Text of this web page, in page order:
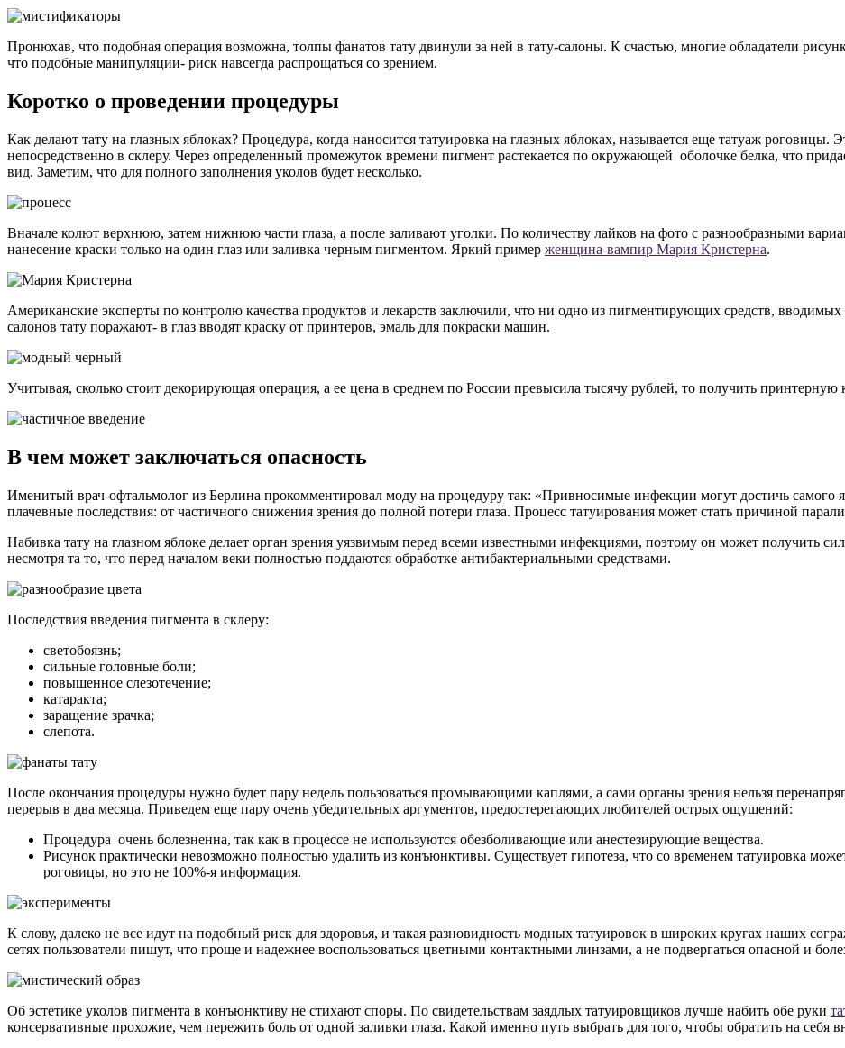
Пронюхав, что подобная операция возможна, толпы фанатов тату двинули за ней в тату-салоны. К счастью, многие обладатели
что подобные манипуляции- риск навсегда распрощаться со зрением.
Коротко о проведении процедуры
Как делают тату на глазных яблоках? Процедура, когда наносится татуировка на глазных яблоках, называется еще татуаж
непосредственно в склеру. Через определенный промежуток времени пигмент растекается по окружающей оболочке белка, что
вид. Заметим, что для полного заполнения уколов будет несколько.
Вначале колют верхнюю, затем нижнюю части глаза, а после заливают уголки. По количеству лайков на фото с разнообразными
нанесение краски только на один глаз или заливка черным пигментом. Яркий пример женщина-вампир Мария Кристерна.
Американские эксперты по контролю качества продуктов и лекарств заключили, что ни одно из пигментирующих средств,
салонов тату поражают- в глаз вводят краску от принтеров, эмаль для покраски машин.
Учитывая, сколько стоит декорирующая операция, а ее цена в среднем по России превысила тысячу рублей, то получить принтерную
В чем может заключаться опасность
Именитый врач-офтальмолог из Берлина прокомментировал моду на процедуру так: «Привносимые инфекции могут достичь самого
плачевные последствия: от частичного снижения зрения до полной потери глаза. Процесс татуирования может стать причиной
Набивка тату на глазном яблоке делает орган зрения уязвимым перед всеми известными инфекциями, поэтому он может получить
несмотря та то, что перед началом веки полностью поддаются обработке антибактериальными средствами.
Последствия введения пигмента в склеру:
светобоязнь;
сильные головные боли;
повышенное слезотечение;
катаракта;
заращение зрачка;
слепота.
После окончания процедуры нужно будет пару недель пользоваться промывающими каплями, а сами органы зрения нельзя
перерыв в два месяца. Приведем еще пару очень убедительных аргументов, предостерегающих любителей острых ощущений:
Процедура очень болезненна, так как в процессе не используются обезболивающие или анестезирующие вещества.
Рисунок практически невозможно полностью удалить из конъюнктивы. Существует гипотеза, что со временем татуировка
роговицы, но это не 100%-я информация.
К слову, далеко не все идут на подобный риск для здоровья, и такая разновидность модных татуировок в широких кругах наших
сетях пользователи пишут, что проще и надежнее воспользоваться цветными контактными линзами, а не подвергаться опасной и
Об эстетике уколов пигмента в конъюнктиву не стихают споры. По свидетельствам заядлых татуировщиков лучше набить обе руки
консервативные прохожие, чем пережить боль от одной заливки глаза. Какой именно путь выбрать для того, чтобы обратить на себя